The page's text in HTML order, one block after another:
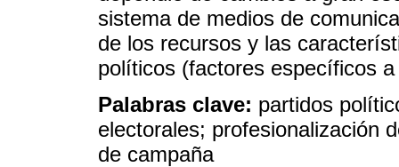
sistema de medios de
de los recursos y las
políticos (factores específicos
Palabras clave: partidos
electorales; profesionalización
de campaña